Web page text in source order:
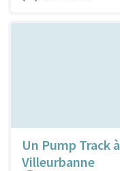
Un Pump Track à
Villeurbanne